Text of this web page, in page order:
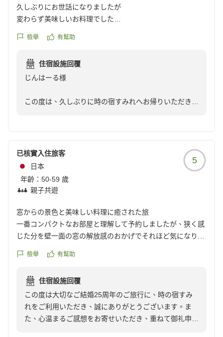
久しぶりにお世話になりましたが
変わらず美味しいお料理でした
お部屋もお風呂も清潔で言うこと無しのお宿ですね~
なので星-1
クチコミの詳細はこちらから
reviewId=33123477961765
檢舉 有幫助
住宿設施回覆
じんはーる様
この度は、久しぶりに時の宿すみれへお帰りいただき、
いお言葉を頂戴し、大変光栄です。料理人をはじめスタ
ッフ一同、何よりの励みになります。
また、お部屋やお風呂の清潔さについてもお褒めいただ
しいただけるよう、日々の清掃や館内の手入れを大切に
しておりますので、そのように感じていただけて嬉しく
思います。
ご宿泊料金につきましても、率直なご感想をお寄せいた
を様々な調理法でお楽しみいただく創作懐石料理と、お
二人だけの静かな時間をご提供できるよう、一組一組の
お客様を大切にお迎えしております。価格以上の価値を
感じていただける宿であり続けられるよう、これからも
已核實入住旅客
日本
年齡： 50-59 歲
親子共遊
5
窓からの景色と美味しい料理に癒された旅
一番コンパクトなお部屋と理解して予約しましたが、狭く感
じた分を壁一面の窓の解放感のおかげでそれほど気になりま
の音、部屋で過ごした時間全てが癒しの時間でした。お料理
ずっと行ってみたかった夢が叶った幸せな旅でした。
クチコミの詳細はこちらから
https://review.travel.rakuten.co.jp/hotel/voice/144958?
reviewId=33123477577353
檢舉 有幫助
住宿設施回覆
この度は大切なご結婚25周年のご旅行に、時の宿すみ
れをご利用いただき、誠にありがとうございます。ま
た、心温まるご感想をお寄せいただき、重ねて御礼申し